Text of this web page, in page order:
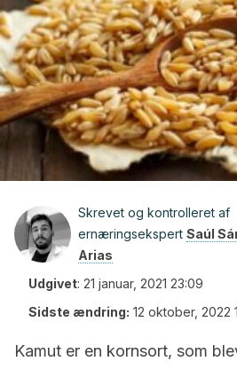
Skrevet og kontrolleret af
ernæringsekspert Saúl
Arias
Udgivet: 21 januar, 2021 23:09
Sidste ændring: 12 oktober, 2022
Kamut er en kornsort, som